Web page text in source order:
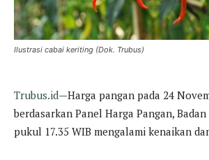
Ilustrasi cabai keriting (Dok. Trubus)
Trubus.id—Harga pangan pada 24
berdasarkan Panel Harga Pangan,
pukul 17.35 WIB mengalami kenaikan